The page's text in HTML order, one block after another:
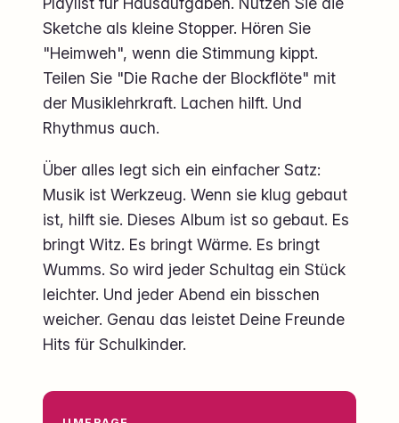
Sketche als kleine Stopper. Hören Sie
"Heimweh", wenn die Stimmung kippt.
Teilen Sie "Die Rache der Blockflöte" mit
der Musiklehrkraft. Lachen hilft. Und
Rhythmus auch.
Über alles legt sich ein einfacher Satz:
Musik ist Werkzeug. Wenn sie klug gebaut
ist, hilft sie. Dieses Album ist so gebaut. Es
bringt Witz. Es bringt Wärme. Es bringt
Wumms. So wird jeder Schultag ein Stück
leichter. Und jeder Abend ein bisschen
weicher. Genau das leistet Deine Freunde
Hits für Schulkinder.